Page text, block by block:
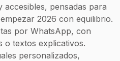
pensadas para
2026 con equilibrio.
por WhatsApp, con
o textos explicativos.
personalizados,